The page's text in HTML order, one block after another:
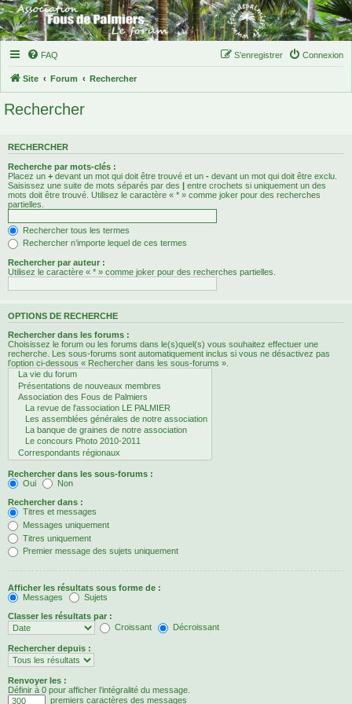
FAQ Connexion
S’enregistrer
Site Forum Rechercher
Rechercher
RECHERCHER
Recherche par mots-clés :
Placez un + devant un mot qui doit être trouvé et un - devant un mot qui doit être exclu.
Saisissez une suite de mots séparés par des | entre crochets si uniquement un des
mots doit être trouvé. Utilisez le caractère « * » comme joker pour des recherches
partielles.
Rechercher tous les termes
Rechercher n’importe lequel de ces termes
Rechercher par auteur :
Utilisez le caractère « * » comme joker pour des recherches partielles.
OPTIONS DE RECHERCHE
Rechercher dans les forums :
Choisissez le forum ou les forums dans le(s)quel(s) vous souhaitez effectuer une
recherche. Les sous-forums sont automatiquement inclus si vous ne désactivez pas
l’option ci-dessous « Rechercher dans les sous-forums ».
Rechercher dans les sous-forums :
Oui
Non
Rechercher dans :
Titres et messages
Messages uniquement
Titres uniquement
Premier message des sujets uniquement
Afficher les résultats sous forme de :
Messages
Sujets
Classer les résultats par :
Croissant
Décroissant
Rechercher depuis :
Renvoyer les :
Définir à 0 pour afficher l’intégralité du message.
premiers caractères des messages